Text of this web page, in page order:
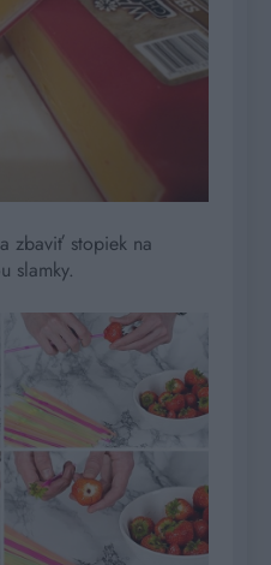
zbaviť stopiek na
slamky.